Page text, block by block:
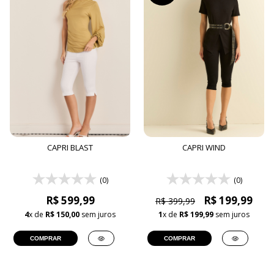
CAPRI BLAST
(0)
R$ 599,99
4x de R$ 150,00 sem juros
COMPRAR
CAPRI WIND
(0)
R$ 399,99 R$ 199,99
1x de R$ 199,99 sem juros
COMPRAR